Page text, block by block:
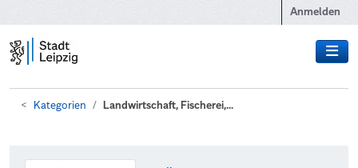
Anmelden
Kategorien Landwirtschaft, Fischerei,...